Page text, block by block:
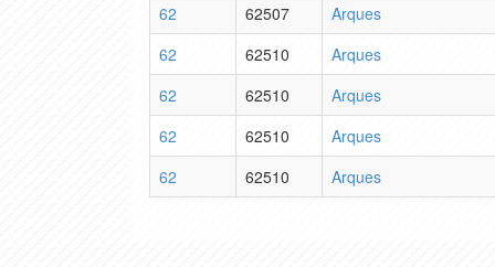
62
62507
Arques
62
62510
Arques
62
62510
Arques
62
62510
Arques
62
62510 Arques